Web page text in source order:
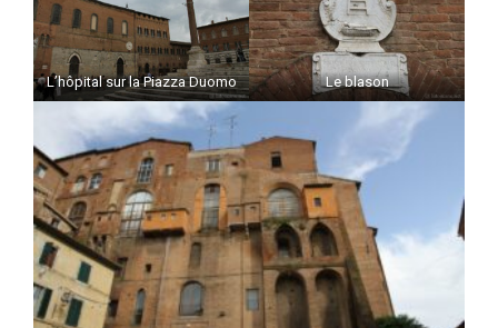
L’hôpital sur la Piazza Duomo Le blason